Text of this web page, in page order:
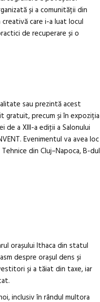
și a comunității din
creativă care i-a luat locul
de recuperare și o
sau prezintă acest
precum și în expoziția
de a XIII-a ediţii a Salonului
Evenimentul va avea loc
din Cluj–Napoca, B-dul
orașului Ithaca din statul
despre orașul dens și
și a tăiat din taxe, iar
inclusiv în rândul multora